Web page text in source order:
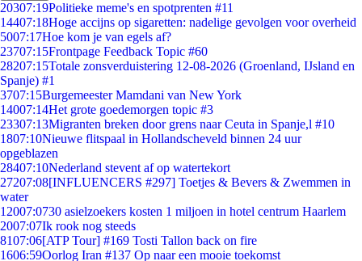
20307:19Politieke meme's en spotprenten #11
14407:18Hoge accijns op sigaretten: nadelige gevolgen voor overheid
5007:17Hoe kom je van egels af?
23707:15Frontpage Feedback Topic #60
28207:15Totale zonsverduistering 12-08-2026 (Groenland, IJsland en
Spanje) #1
3707:15Burgemeester Mamdani van New York
14007:14Het grote goedemorgen topic #3
23307:13Migranten breken door grens naar Ceuta in Spanje,l #10
1807:10Nieuwe flitspaal in Hollandscheveld binnen 24 uur
opgeblazen
28407:10Nederland stevent af op watertekort
27207:08[INFLUENCERS #297] Toetjes & Bevers & Zwemmen in
water
12007:0730 asielzoekers kosten 1 miljoen in hotel centrum Haarlem
2007:07Ik rook nog steeds
8107:06[ATP Tour] #169 Tosti Tallon back on fire
1606:59Oorlog Iran #137 Op naar een mooie toekomst